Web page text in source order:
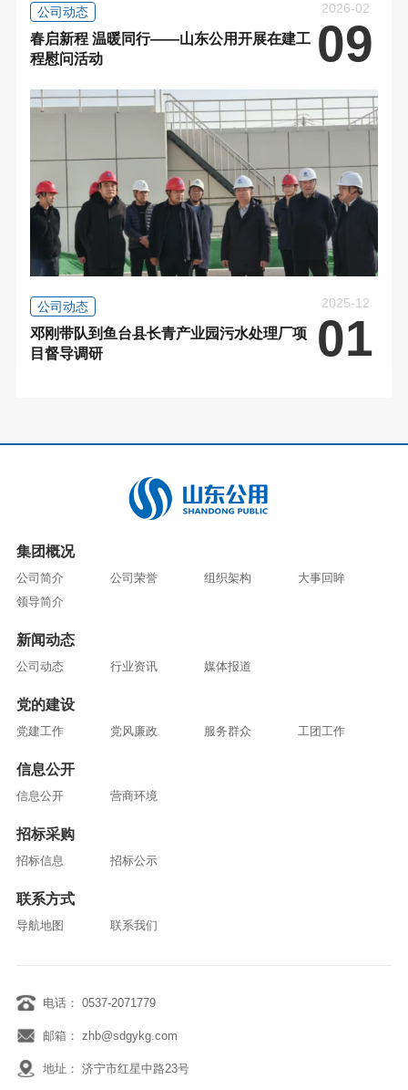
公司动态
春启新程 温暖同行——山东公用开展在建工
程慰问活动
2026-02
09
公司动态
邓刚带队到鱼台县长青产业园污水处理厂项
目督导调研
2025-12
01
集团概况
公司简介 公司荣誉 组织架构
大事回眸
领导简介
新闻动态
公司动态 行业资讯 媒体报道
党的建设
党建工作 党风廉政 服务群众 工团工作
信息公开
信息公开 营商环境
招标采购
招标信息 招标公示
联系方式
导航地图 联系我们
电话： 0537-2071779
邮箱： zhb@sdgykg.com
地址： 济宁市红星中路23号